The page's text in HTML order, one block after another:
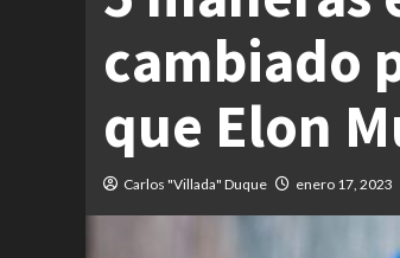
cambiado
que Elon
Carlos "Villada" Duque enero 17, 2023